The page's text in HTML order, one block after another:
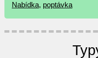
Nabídka, poptávka